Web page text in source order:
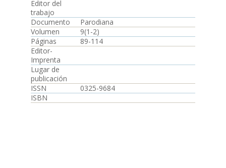
Editor del
trabajo
Documento
Parodiana
Volumen
9(1-2)
Páginas
89-114
Editor-
Imprenta
Lugar de
publicación
ISSN
0325-9684
ISBN